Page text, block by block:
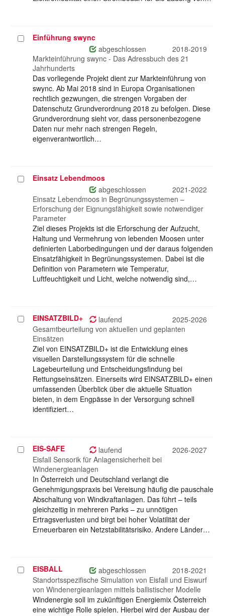
ProjektEinführung swync
abgeschlossen
2018-2019
Markteinführung swync - Das Adressbuch des 21
Jahrhunderts
Das vorliegende Projekt dient zur Markteinführung von
swync. Ab Mai 2018 sind in Europa Organisationen
rechtlich gezwungen, die strengen Vorgaben der
Datenschutz Grundverordnung 2018 zu befolgen. Diese
Grundverordnung sieht vor, dass personenbezogene
Daten nur mehr nach strengen Regeln,
eigenverantwortlich…
ProjektEinsatz Lebendmoos
abgeschlossen
2021-2022
Einsatz Lebendmoos in Begrünungssystemen –
Erforschung der Eignungsfähigkeit sowie notwendiger
Parameter
Ziel dieses Projekts ist die Erforschung der Aufzucht,
Haltung und Vermehrung von lebenden Moosen unter
definierten Laborbedingungen und der daraus folgenden
Einsatzfähigkeit in Begrünungssystemen. Dabei ist die
Definition von Parametern wie Temperatur,
Luftfeuchtigkeit und Licht, welche notwendig sind,…
Projekt
auswählen
EINSATZBILD+ laufend
2025-2026
Gesamtbeurteilung von aktuellen und geplanten
Einsätzen
Ziel von EINSATZBILD+ ist die Entwicklung eines
visuellen Darstellungssystem für die schnelle
Lagebeurteilung und Entscheidungsfindung bei
Rettungseinsätzen. Einerseits wird EINSATZBILD+ einen
umfassenden Überblick über die aktuelle Situation
bieten, in dem Engpässe in der Versorgung schnell
identifiziert…
Projekt
auswählen
EIS-SAFE laufend
2026-2027
Eisfall Sensorik für Anlagensicherheit bei
Windenergieanlagen
In Österreich und Deutschland verlangt die
Genehmigungspraxis bei Vereisung häufig die pauschale
Abschaltung von Windkraftanlagen. Das führt – teils
gleichzeitig in mehreren Parks – zu unnötigen
Ertragsverlusten und birgt bei hoher Volatilität der
Erneuerbaren ein Netzstabilitätsrisiko. Andere Länder…
Projekt
auswählen
EISBALL abgeschlossen
2018-2021
Standortsspezifische Simulation von Eisfall und Eiswurf
von Windenergieanlagen mittels ballistischer Modelle
Windenergie soll im zukünftigen Energiemix Österreich
eine wichtige Rolle spielen. Hierbei wird der Ausbau der